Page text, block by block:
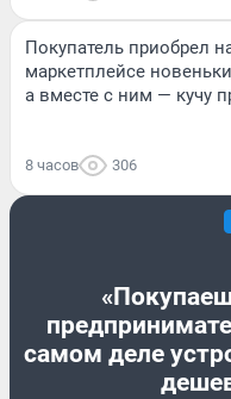
Покупатель приобрел
маркетплейсе
а вместе с ним — кучу
8 часов 306
самом деле